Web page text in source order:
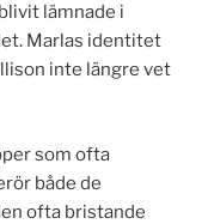
lämnade i
Marlas identitet
inte längre vet
som ofta
både de
ofta bristande